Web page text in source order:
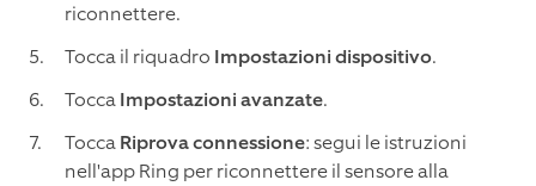
riconnettere.
Tocca il riquadro Impostazioni dispositivo.
ToccaImpostazioni avanzate.
ToccaRiprova connessione: segui le istruzioni
nell'app Ring per riconnettere il sensore alla